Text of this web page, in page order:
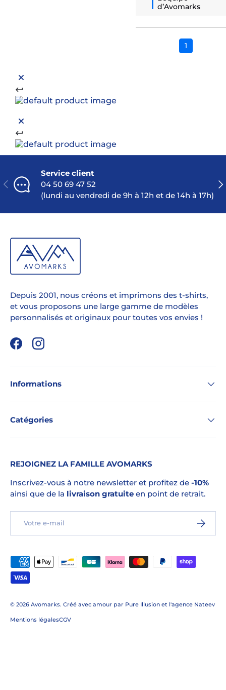
d’Avomarks
1
PRÉCÉDENT
Service client
04 50 69 47 52
(lundi au vendredi de 9h à 12h et de 14h à 17h)
Depuis 2001, nous créons et imprimons des t-shirts,
et vous proposons une large gamme de modèles
personnalisés et originaux pour toutes vos envies !
FacebookInstagram
Informations
Catégories
REJOIGNEZ LA FAMILLE AVOMARKS
Inscrivez-vous à notre newsletter et profitez de -10%
ainsi que de la livraison gratuite en point de retrait.
Moyens de paiement acceptés
© 2026 Avomarks. Créé avec amour par Pure Illusion et l'agence Nateev
Mentions légalesCGV